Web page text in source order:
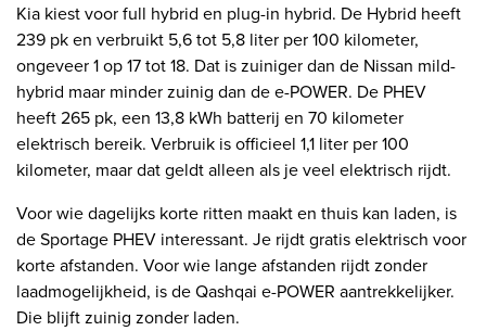
Kia kiest voor full hybrid en plug-in hybrid. De Hybrid heeft
239 pk en verbruikt 5,6 tot 5,8 liter per 100 kilometer,
ongeveer 1 op 17 tot 18. Dat is zuiniger dan de Nissan mild-
hybrid maar minder zuinig dan de e-POWER. De PHEV
heeft 265 pk, een 13,8 kWh batterij en 70 kilometer
elektrisch bereik. Verbruik is officieel 1,1 liter per 100
kilometer, maar dat geldt alleen als je veel elektrisch rijdt.
Voor wie dagelijks korte ritten maakt en thuis kan laden, is
de Sportage PHEV interessant. Je rijdt gratis elektrisch voor
korte afstanden. Voor wie lange afstanden rijdt zonder
laadmogelijkheid, is de Qashqai e-POWER aantrekkelijker.
Die blijft zuinig zonder laden.